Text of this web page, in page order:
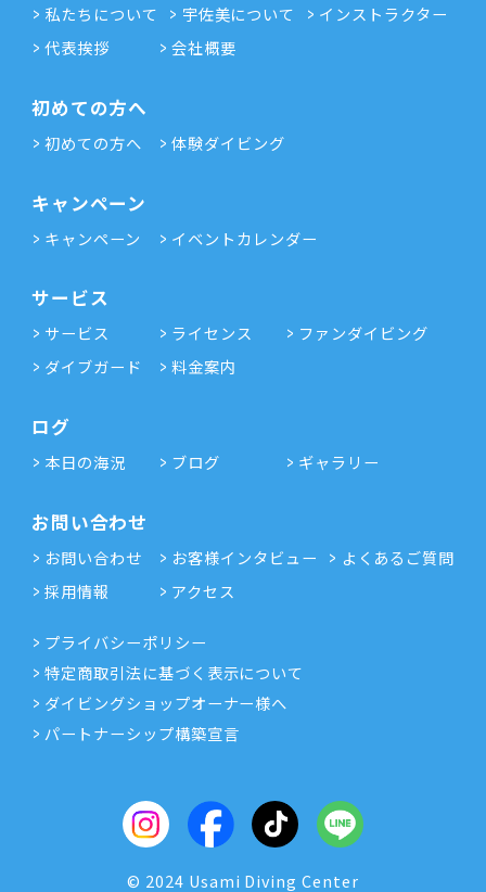
私たちについて 宇佐美について
インストラクター
代表挨拶
会社概要
初めての方へ
初めての方へ 体験ダイビング
キャンペーン
キャンペーン イベントカレンダー
サービス
サービス ライセンス
ファンダイビング
ダイブガード
料金案内
ログ
本日の海況 ブログ ギャラリー
お問い合わせ
お問い合わせ お客様インタビュー
よくあるご質問
採用情報
アクセス
プライバシーポリシー
特定商取引法に基づく表示について
ダイビングショップオーナー様へ
パートナーシップ構築宣言
© 2024 Usami Diving Center